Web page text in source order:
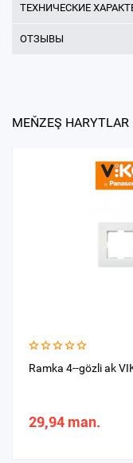
ТЕХНИЧЕСКИЕ
ОТЗЫВЫ
MEŇZEŞ HARYTLAR
Ramka 4--gözli ak
29,94 man.